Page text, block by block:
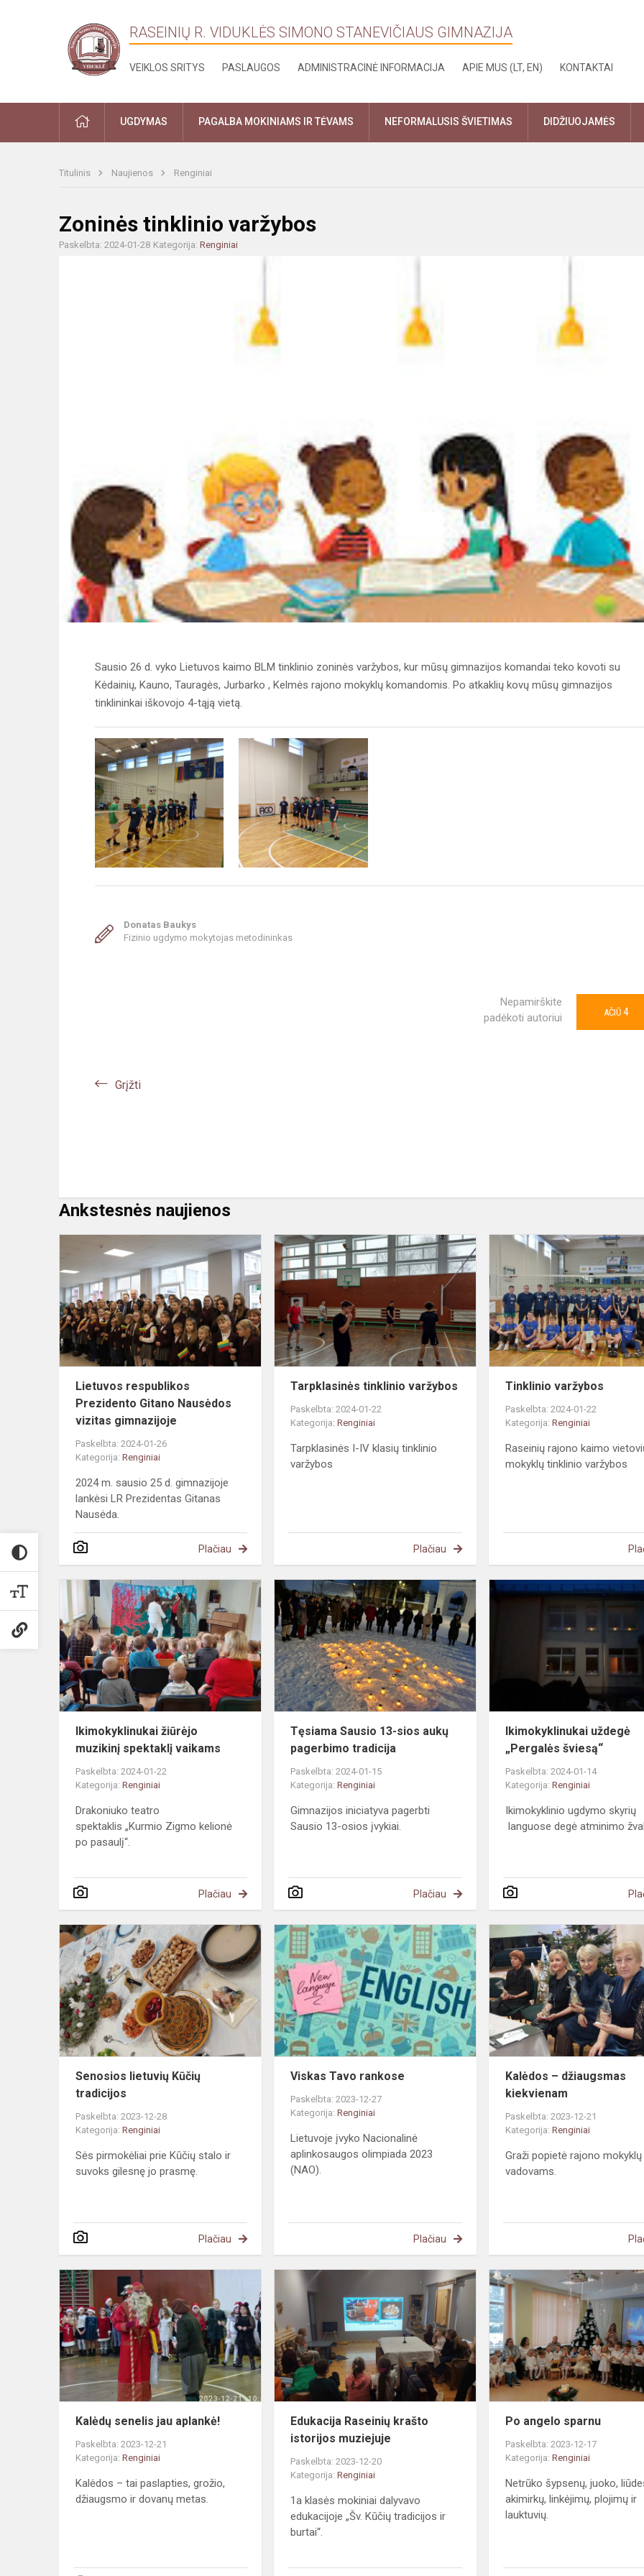
RASEINIŲ R. VIDUKLĖS SIMONO STANEVIČIAUS GIMNAZIJA
VEIKLOS SRITYS PASLAUGOS ADMINISTRACINĖ INFORMACIJA APIE MUS (LT, EN) KONTAKTAI
PRADŽIAUGDYMAS PAGALBA MOKINIAMS IR TĖVAMS NEFORMALUSIS ŠVIETIMAS DIDŽIUOJAMĖS
Titulinis Naujienos Renginiai
Zoninės tinklinio varžybos
Paskelbta: 2024-01-28 Kategorija: Renginiai
Sausio 26 d. vyko Lietuvos kaimo BLM tinklinio zoninės varžybos, kur mūsų gimnazijos komandai teko kovoti su
Kėdainių, Kauno, Tauragės, Jurbarko , Kelmės rajono mokyklų komandomis. Po atkaklių kovų mūsų gimnazijos
tinklininkai iškovojo 4-tąją vietą.
Donatas Baukys
Fizinio ugdymo mokytojas metodininkas
Nepamirškite
padėkoti autoriui
AČIŪ 4
Grįžti
Ankstesnės naujienos
Lietuvos
respublikos
Prezidento
Gitano
Nausėdos
vizitas
gim...
Lietuvos respublikos
Prezidento Gitano Nausėdos
vizitas gimnazijoje
Paskelbta: 2024-01-26
Kategorija: Renginiai
2024 m. sausio 25 d. gimnazijoje
lankėsi LR Prezidentas Gitanas
Nausėda.
Plačiau
Tarpklasinės
tinklinio
varžybos
Tarpklasinės tinklinio varžybos
Paskelbta: 2024-01-22
Kategorija:Renginiai
Tarpklasinės I-IV klasių tinklinio
varžybos
Plačiau
Tinklinio varžybos
Paskelbta: 2024-01-22
Kategorija:Renginiai
Raseinių rajono kaimo
mokyklų tinklinio varžybos
Ikimokyklinukai
žiūrėjo
muzikinį
spektaklį
vaikams
Ikimokyklinukai žiūrėjo
muzikinį spektaklį vaikams
Paskelbta: 2024-01-22
Kategorija: Renginiai
Drakoniuko teatro
spektaklis „Kurmio Zigmo kelionė
po pasaulį“.
Plačiau
Tęsiama
13-
sios
aukų
pagerbimo
tradicija
Tęsiama Sausio 13-sios aukų
pagerbimo tradicija
Paskelbta: 2024-01-15
Kategorija:Renginiai
Gimnazijos iniciatyva pagerbti
Sausio 13-osios įvykiai.
Plačiau
Ikimokyklinukai uždegė
„Pergalės šviesą“
Paskelbta: 2024-01-14
Kategorija:Renginiai
Ikimokyklinio ugdymo skyrių
languose degė atminimo
Senosios
lietuvių
Kūčių
tradicijos
Senosios lietuvių Kūčių
tradicijos
Paskelbta: 2023-12-28
Kategorija: Renginiai
Sės pirmokėliai prie Kūčių stalo ir
suvoks gilesnę jo prasmę.
Plačiau
Viskas
Tavo
rankose
Viskas Tavo rankose
Paskelbta: 2023-12-27
Kategorija:Renginiai
Lietuvoje įvyko Nacionalinė
aplinkosaugos olimpiada 2023
(NAO).
Plačiau
Kalėdos – džiaugsmas
kiekvienam
Paskelbta: 2023-12-21
Kategorija:Renginiai
Graži popietė rajono mokyklų
vadovams.
senelis
jau
aplankė!
Kalėdų senelis jau aplankė!
Paskelbta: 2023-12-21
Kategorija: Renginiai
Kalėdos – tai paslapties, grožio,
džiaugsmo ir dovanų metas.
Edukacija
Raseinių
krašto
istorijos
muziejuje
Edukacija Raseinių krašto
istorijos muziejuje
Paskelbta: 2023-12-20
Kategorija:Renginiai
1a klasės mokiniai dalyvavo
edukacijoje „Šv. Kūčių tradicijos ir
burtai“.
Po angelo sparnu
Paskelbta: 2023-12-17
Kategorija:Renginiai
Netrūko šypsenų, juoko,
akimirkų, linkėjimų, plojimų ir
lauktuvių.